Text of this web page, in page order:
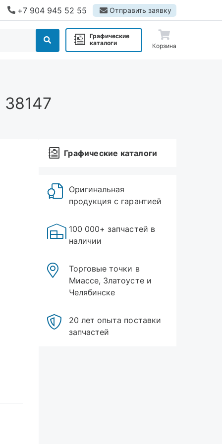
+7 904 945 52 55 Отправить заявку
Графические
каталоги
Корзина
Графические каталоги
Оригинальная
продукция с гарантией
100 000+ запчастей в
наличии
Торговые точки в
Миассе, Златоусте и
Челябинске
20 лет опыта поставки
запчастей